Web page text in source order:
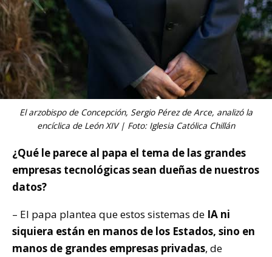
El arzobispo de Concepción, Sergio Pérez de Arce, analizó la
encíclica de León XIV | Foto: Iglesia Católica Chillán
¿Qué le parece al papa el tema de las grandes
empresas tecnológicas sean dueñas de nuestros
datos?
– El papa plantea que estos sistemas de IA ni
siquiera están en manos de los Estados, sino en
manos de grandes empresas privadas, de